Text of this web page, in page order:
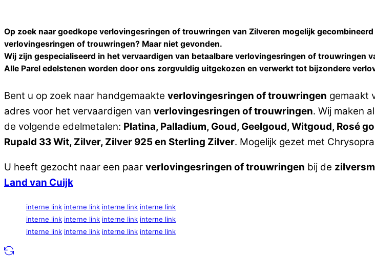
Op zoek naar goedkope verlovingesringen of trouwringen van Zilveren mogelijk
verlovingesringen of trouwringen? Maar niet gevonden.
Wij zijn gespecialiseerd in het vervaardigen van betaalbare verlovingesringen of trouwringen
Alle Parel edelstenen worden door ons zorgvuldig uitgekozen en verwerkt tot bijzondere
Bent u op zoek naar handgemaakte verlovingesringen of trouwringen gemaakt
adres voor het vervaardigen van verlovingesringen of trouwringen. Wij maken
de volgende edelmetalen: Platina, Palladium, Goud, Geelgoud, Witgoud, Rosé
Rupald 33 Wit, Zilver, Zilver 925 en Sterling Zilver. Mogelijk gezet met
U heeft gezocht naar een paar verlovingesringen of trouwringen bij de
Land van Cuijk
interne link interne link interne link interne link
interne link interne link interne link interne link
interne link interne link interne link interne link